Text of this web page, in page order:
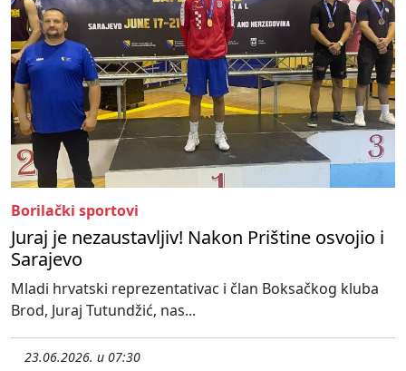
Borilački sportovi
Juraj je nezaustavljiv! Nakon Prištine osvojio i
Sarajevo
Mladi hrvatski reprezentativac i član Boksačkog kluba
Brod, Juraj Tutundžić, nas...
23.06.2026. u 07:30